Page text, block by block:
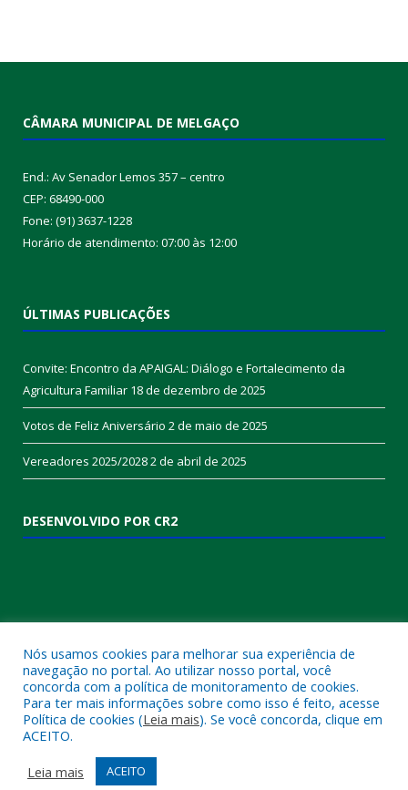
CÂMARA MUNICIPAL DE MELGAÇO
End.: Av Senador Lemos 357 – centro
CEP: 68490-000
Fone: (91) 3637-1228
Horário de atendimento: 07:00 às 12:00
ÚLTIMAS PUBLICAÇÕES
Convite: Encontro da APAIGAL: Diálogo e Fortalecimento da
Agricultura Familiar 18 de dezembro de 2025
Votos de Feliz Aniversário 2 de maio de 2025
Vereadores 2025/20282 de abril de 2025
DESENVOLVIDO POR CR2
Muito mais quecriar siteousistema para prefeituras!
Realizamos umaassessoriacompleta, onde garantimos em
contrato que todas as exigências das
serão atendidas.
Nós usamos cookies para melhorar sua experiência de
navegação no portal. Ao utilizar nosso portal, você
concorda com a política de monitoramento de cookies.
Para ter mais informações sobre como isso é feito, acesse
Política de cookies (Leia mais). Se você concorda, clique em
ACEITO.
Leia mais
ACEITO